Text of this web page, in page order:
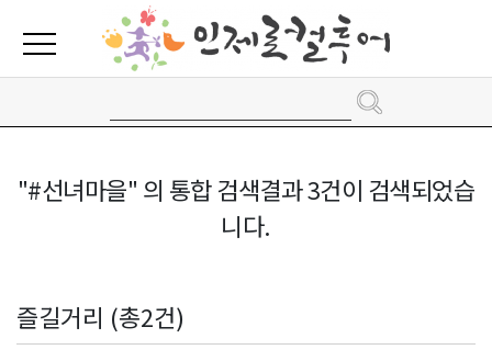
"#선녀마을" 의 통합 검색결과 3건이 검색되었습
니다.
즐길거리 (총2건)